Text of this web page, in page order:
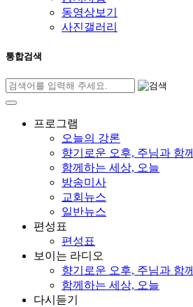
동영상보기
사진갤러리
통합검색
프로그램
오늘의 강론
향기로운 오후, 주님과 함께
함께하는 세상, 오늘
방송미사
교회뉴스
일반뉴스
편성표
편성표
보이는 라디오
향기로운 오후, 주님과 함께
함께하는 세상, 오늘
다시듣기